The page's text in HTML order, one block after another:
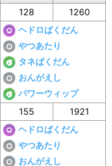
128 1260
ヘドロばくだん
やつあたり
タネばくだん
おんがえし
パワーウィップ
155 1921
ヘドロばくだん
やつあたり
おんがえし